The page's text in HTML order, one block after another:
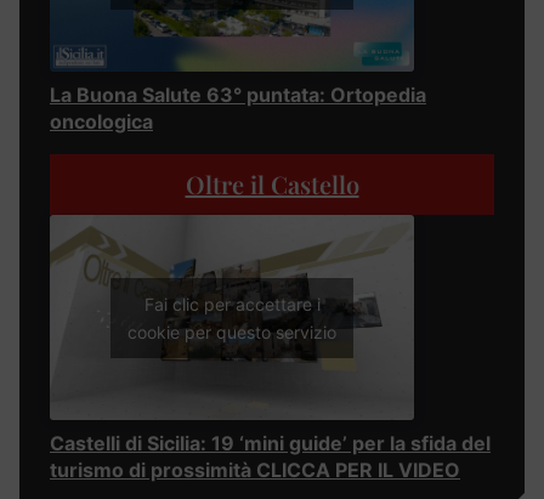
La Buona Salute 63° puntata: Ortopedia
oncologica
Oltre il Castello
Fai clic per accettare i
cookie per questo servizio
Castelli di Sicilia: 19 ‘mini guide’ per la sfida del
turismo di prossimità CLICCA PER IL VIDEO